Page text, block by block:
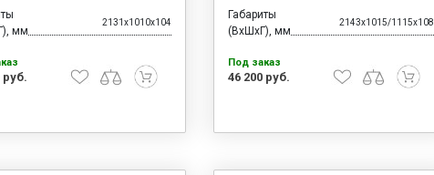
мм
2131x1010x104
руб.
Габариты
(ВхШхГ), мм
2143x1015/1115x108
Под заказ
46 200 руб.